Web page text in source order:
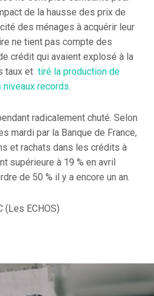
de la hausse des prix de
des ménages à acquérir leur
ne tient pas compte des
crédit qui avaient explosé à la
taux et tiré la production de
records.
radicalement chuté. Selon
mardi par la Banque de France,
et rachats dans les crédits à
supérieure à 19 % en avril
de 50 % il y a encore un an.
(Les ECHOS)